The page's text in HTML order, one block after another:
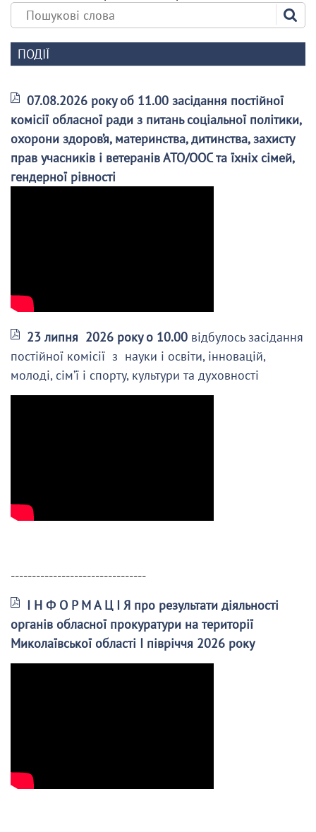
ПОДІЇ
07.08.2026 року об 11.00 засідання постійної
комісії обласної ради з питань соціальної політики,
охорони здоров’я, материнства, дитинства, захисту
прав учасників і ветеранів АТО/ООС та їхніх сімей,
гендерної рівності
23 липня 2026 року о 10.00 відбулось засідання
постійної комісії з науки і освіти, інновацій,
молоді, сім’ї і спорту, культури та духовності
--------------------------------
І Н Ф О Р М А Ц І Я про результати діяльності
органів обласної прокуратури на території
Миколаївської області І півріччя 2026 року